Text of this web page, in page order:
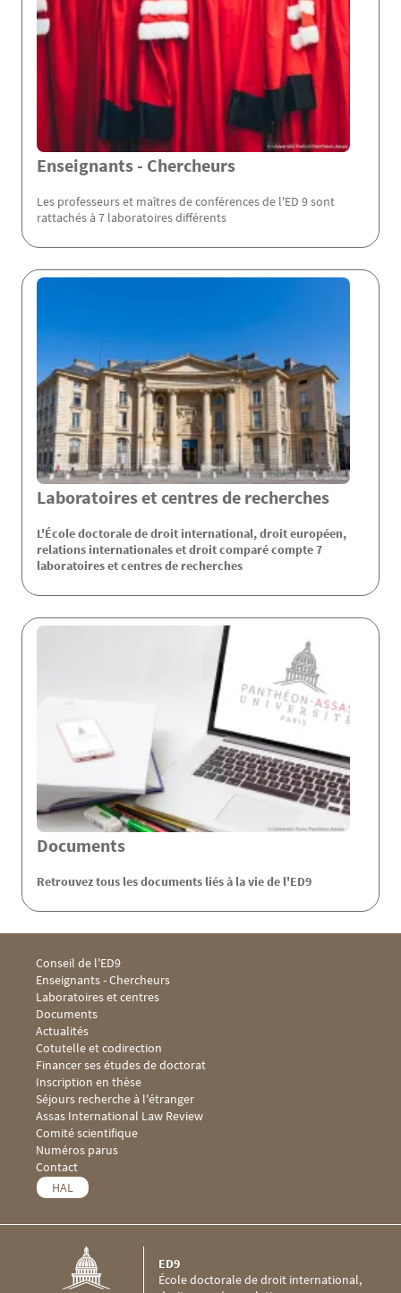
Enseignants - Chercheurs
Les professeurs et maîtres de conférences de l'ED 9 sont
rattachés à 7 laboratoires différents
Laboratoires et centres de recherches
L'École doctorale de droit international, droit européen,
relations internationales et droit comparé compte 7
laboratoires et centres de recherches
Documents
Retrouvez tous les documents liés à la vie de l'ED9
Menu footer ED9 1
Conseil de l'ED9
Enseignants - Chercheurs
Laboratoires et centres
Documents
Menu footer ED9 2
Actualités
Cotutelle et codirection
Financer ses études de doctorat
Inscription en thèse
Séjours recherche à l'étranger
Menu footer ED9 3
Assas International Law Review
Comité scientifique
Numéros parus
Menu footer ED9 4
Contact
HAL
École doctorale de droit international,
ED9